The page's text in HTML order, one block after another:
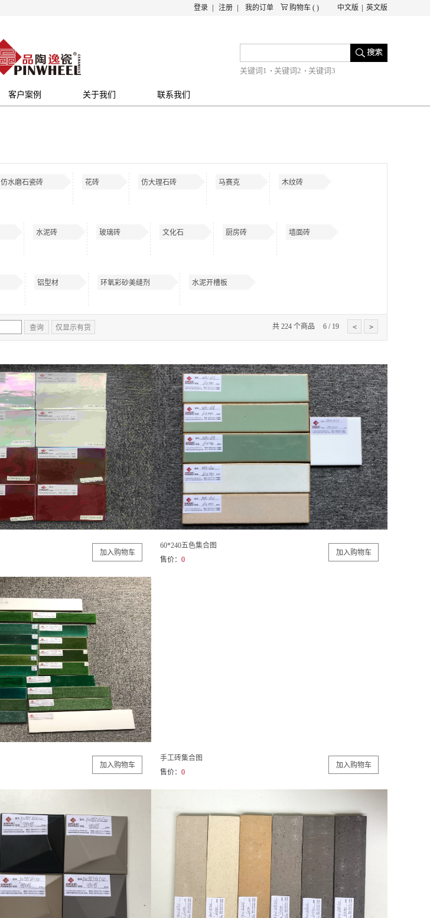
中文版 英文版
购物车 ( )
我的订单
登录 注册
关键词1 关键词2 关键词3
客户案例 关于我们 联系我们
仿水磨石瓷砖 花砖 仿大理石砖 马赛克 木纹砖
水泥砖 玻璃砖 文化石 厨房砖 墙面砖
铝型材 环氧彩砂美缝剂 水泥开槽板
查询 仅显示有货 共 224 个商品 6 / 19 >
<
60*240五色集合图
售价： 0
手工砖集合图
售价： 0